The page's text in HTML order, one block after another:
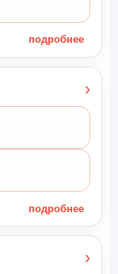
подробнее
›
подробнее
›